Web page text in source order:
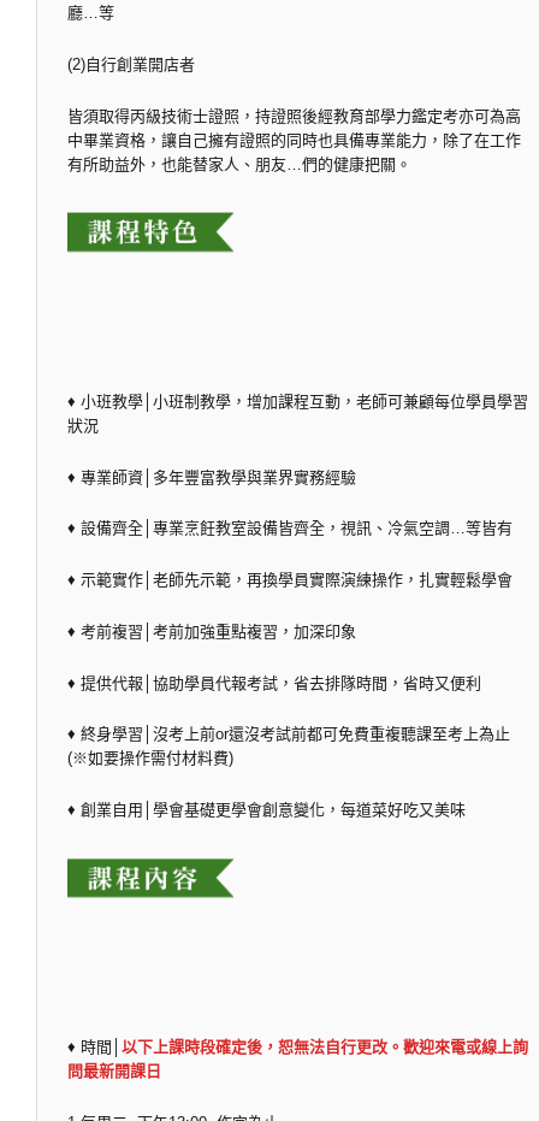
廳…等
(2)自行創業開店者
皆須取得丙級技術士證照，持證照後經教育部學力鑑定考亦可為高
中畢業資格，讓自己擁有證照的同時也具備專業能力，除了在工作
有所助益外，也能替家人、朋友…們的健康把關。
♦ 小班教學│小班制教學，增加課程互動，老師可兼顧每位學員學習
狀況
♦ 專業師資│多年豐富教學與業界實務經驗
♦ 設備齊全│專業烹飪教室設備皆齊全，視訊、冷氣空調…等皆有
♦ 示範實作│老師先示範，再換學員實際演練操作，扎實輕鬆學會
♦ 考前複習│考前加強重點複習，加深印象
♦ 提供代報│協助學員代報考試，省去排隊時間，省時又便利
♦ 終身學習│沒考上前or還沒考試前都可免費重複聽課至考上為止
(※如要操作需付材料費)
♦ 創業自用│學會基礎更學會創意變化，每道菜好吃又美味
♦ 時間│ 以下上課時段確定後，恕無法自行更改。歡迎來電或線上詢
問最新開課日